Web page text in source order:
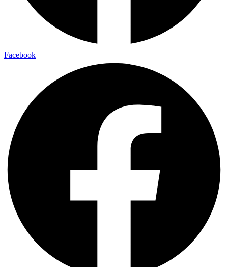
Facebook